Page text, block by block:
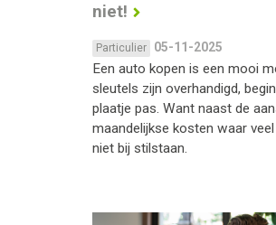
niet!
Particulier 05-11-2025
Een auto kopen is een mooi
sleutels zijn overhandigd,
plaatje pas. Want naast de
maandelijkse kosten waar
niet bij stilstaan.